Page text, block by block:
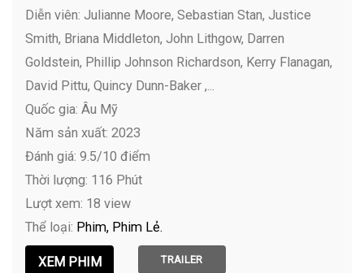
Diễn viên: Julianne Moore, Sebastian Stan, Justice
Smith, Briana Middleton, John Lithgow, Darren
Goldstein, Phillip Johnson Richardson, Kerry Flanagan,
David Pittu, Quincy Dunn-Baker ,...
Quốc gia: Âu Mỹ
Năm sản xuất: 2023
Đánh giá: 9.5/10 điểm
Thời lượng: 116 Phút
Lượt xem: 18 view
Thể loại: Phim Phim Lẻ
TRAILER